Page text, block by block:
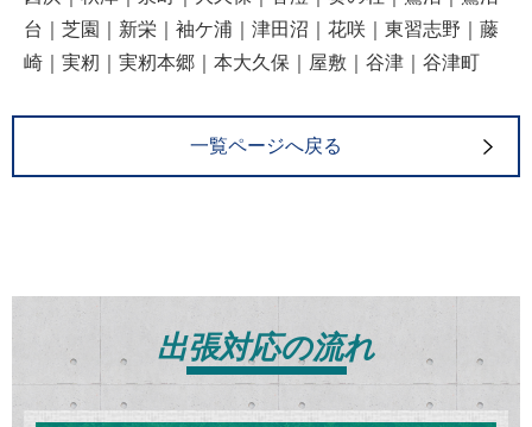
台｜芝園｜新栄｜袖ケ浦｜津田沼｜花咲｜東習志野｜藤
崎｜実籾｜実籾本郷｜本大久保｜屋敷｜谷津｜谷津町
一覧ページへ戻る
出張対応の流れ